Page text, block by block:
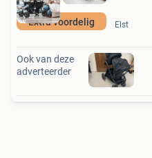
Extra voordelig Elst
Ook van deze
adverteerder